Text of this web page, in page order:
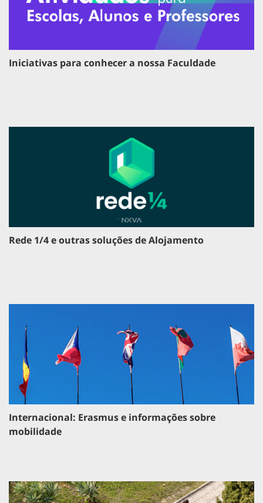
Iniciativas para conhecer a nossa Faculdade
Rede 1/4 e outras soluções de Alojamento
Internacional: Erasmus e informações sobre
mobilidade